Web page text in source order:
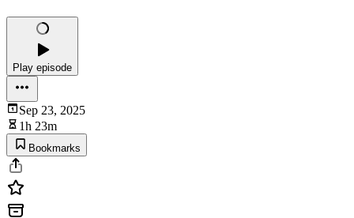
Play episode
Sep 23, 2025
1h 23m
Bookmarks